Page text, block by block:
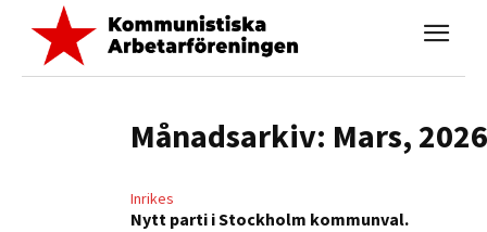
Månadsarkiv: Mars, 2026
Inrikes
Nytt parti i Stockholm kommunval.